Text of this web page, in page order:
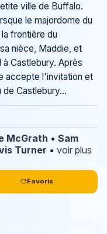
ville de Buffalo.
le majordome du
frontière du
nièce, Maddie, et
Castlebury. Après
accepte l'invitation et
Castlebury...
McGrath • Sam
Turner • voir plus
Favoris